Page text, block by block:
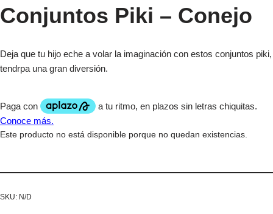
Conjuntos Piki – Conejo
Deja que tu hijo eche a volar la imaginación con estos conjuntos piki,
tendrpa una gran diversión.
Este producto no está disponible porque no quedan existencias.
SKU: N/D